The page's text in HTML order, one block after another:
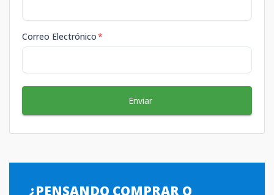
Correo Electrónico*
Enviar
¿PENSANDO COMPRAR O